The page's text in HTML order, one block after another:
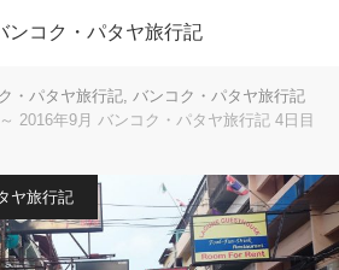
コク・パタヤ旅行記
・パタヤ旅行記, バンコク・パタヤ旅行記
2016年9月 バンコク・パタヤ旅行記 4日目
ヤ旅行記